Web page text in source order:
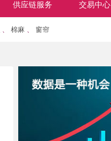
供应链服务 交易中心
棉麻 窗帘